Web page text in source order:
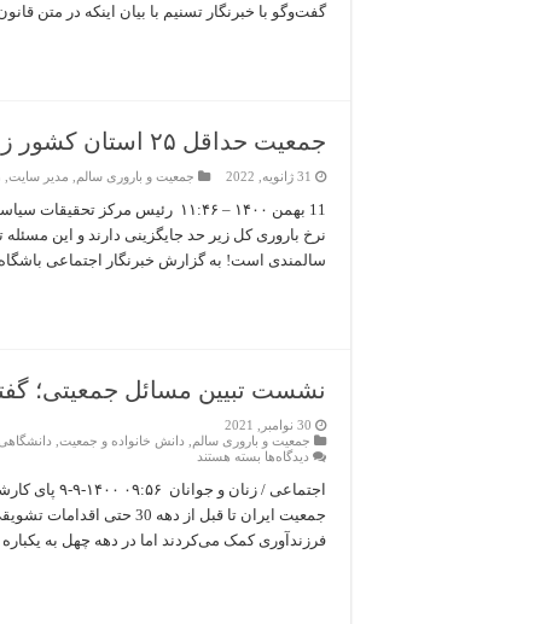
گفت‌وگو با خبرنگار تسنیم با بیان اینکه در متن
جمعیت حداقل ۲۵ استان کشور زیر حد جایگزینی است!
31 ژانویه, 2022 جمعیت و باروری سالم مدیر سایت
نرخ باروری کل زیر حد جایگزینی دارند و این
سالمندی است! به گزارش خبرنگار اجتماعی باشگاه
نشست تبیین مسائل جمعیتی؛
30 نوامبر, 2021
جمعیت و باروری سالم
دانش خانواده و جمعیت دانشگاهی
دیدگاه‌ها برای
تبیین
مسائل
جمعیتی؛
گفتگو
با
بسته هستند
اجتماعی /
جمعیت ایران تا قبل از
فرزندآوری کمک می‌کردند اما در دهه چهل به یکباره